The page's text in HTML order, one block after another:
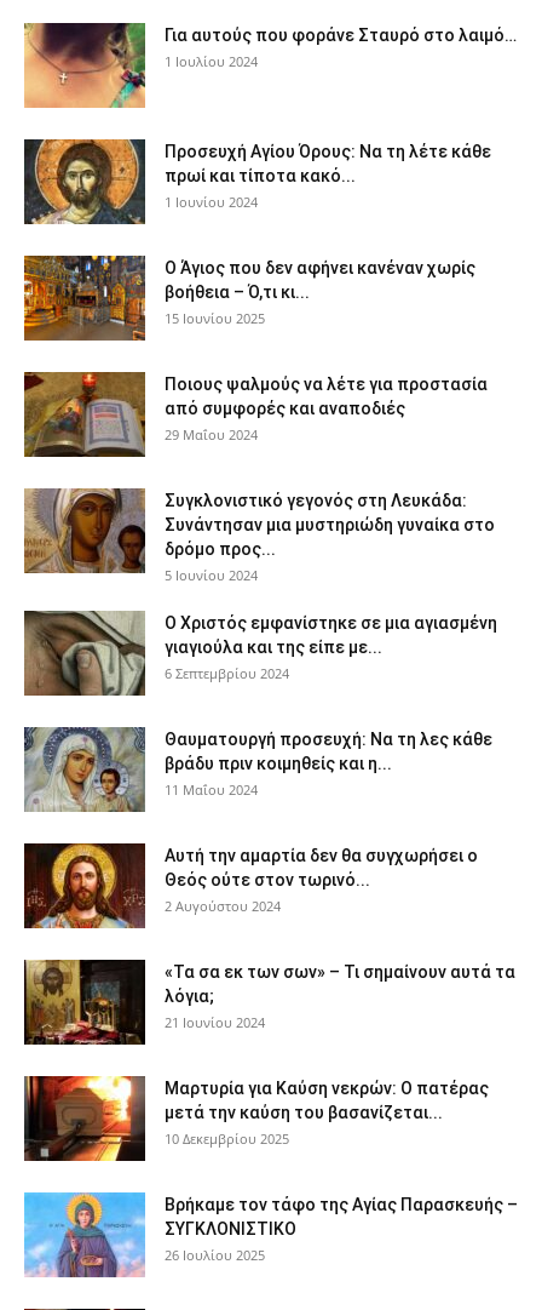
Για αυτούς που φοράνε Σταυρό στο λαιμό…
1 Ιουλίου 2024
Προσευχή Αγίου Όρους: Να τη λέτε κάθε
πρωί και τίποτα κακό...
1 Ιουνίου 2024
Ο Άγιος που δεν αφήνει κανέναν χωρίς
βοήθεια – Ό,τι κι...
15 Ιουνίου 2025
Ποιους ψαλμούς να λέτε για προστασία
από συμφορές και αναποδιές
29 Μαΐου 2024
Συγκλονιστικό γεγονός στη Λευκάδα:
Συνάντησαν μια μυστηριώδη γυναίκα στο
δρόμο προς...
5 Ιουνίου 2024
Ο Χριστός εμφανίστηκε σε μια αγιασμένη
γιαγιούλα και της είπε με...
6 Σεπτεμβρίου 2024
Θαυματουργή προσευχή: Να τη λες κάθε
βράδυ πριν κοιμηθείς και η...
11 Μαΐου 2024
Αυτή την αμαρτία δεν θα συγχωρήσει ο
Θεός ούτε στον τωρινό...
2 Αυγούστου 2024
«Τα σα εκ των σων» – Τι σημαίνουν αυτά τα
λόγια;
21 Ιουνίου 2024
Μαρτυρία για Καύση νεκρών: Ο πατέρας
μετά την καύση του βασανίζεται...
10 Δεκεμβρίου 2025
Βρήκαμε τον τάφο της Αγίας Παρασκευής –
ΣΥΓΚΛΟΝΙΣΤΙΚΟ
26 Ιουλίου 2025